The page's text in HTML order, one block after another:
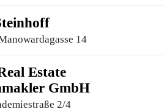
14
Estate
GmbH
2/4